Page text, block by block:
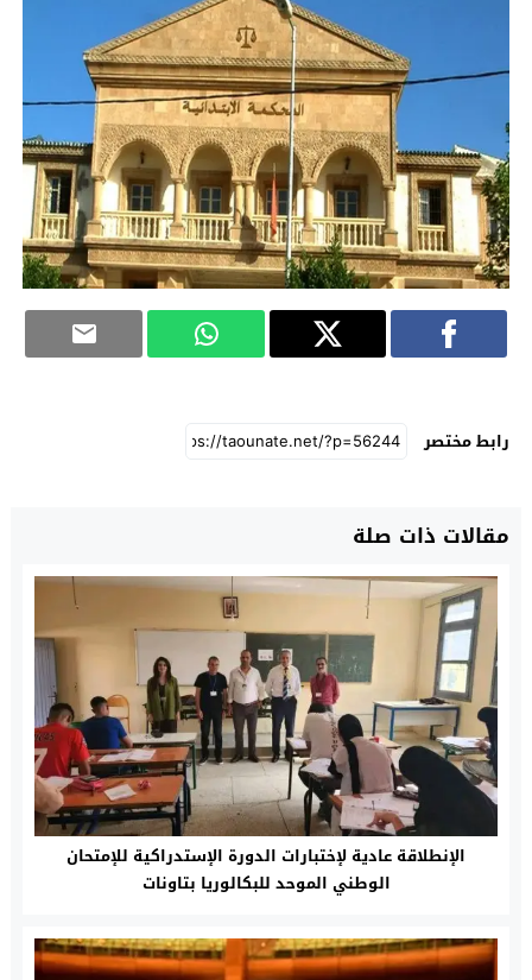
رابط مختصر
مقالات ذات صلة
الإنطلاقة عادية لإختبارات الدورة الإستدراكية للإمتحان
الوطني الموحد للبكالوريا بتاونات